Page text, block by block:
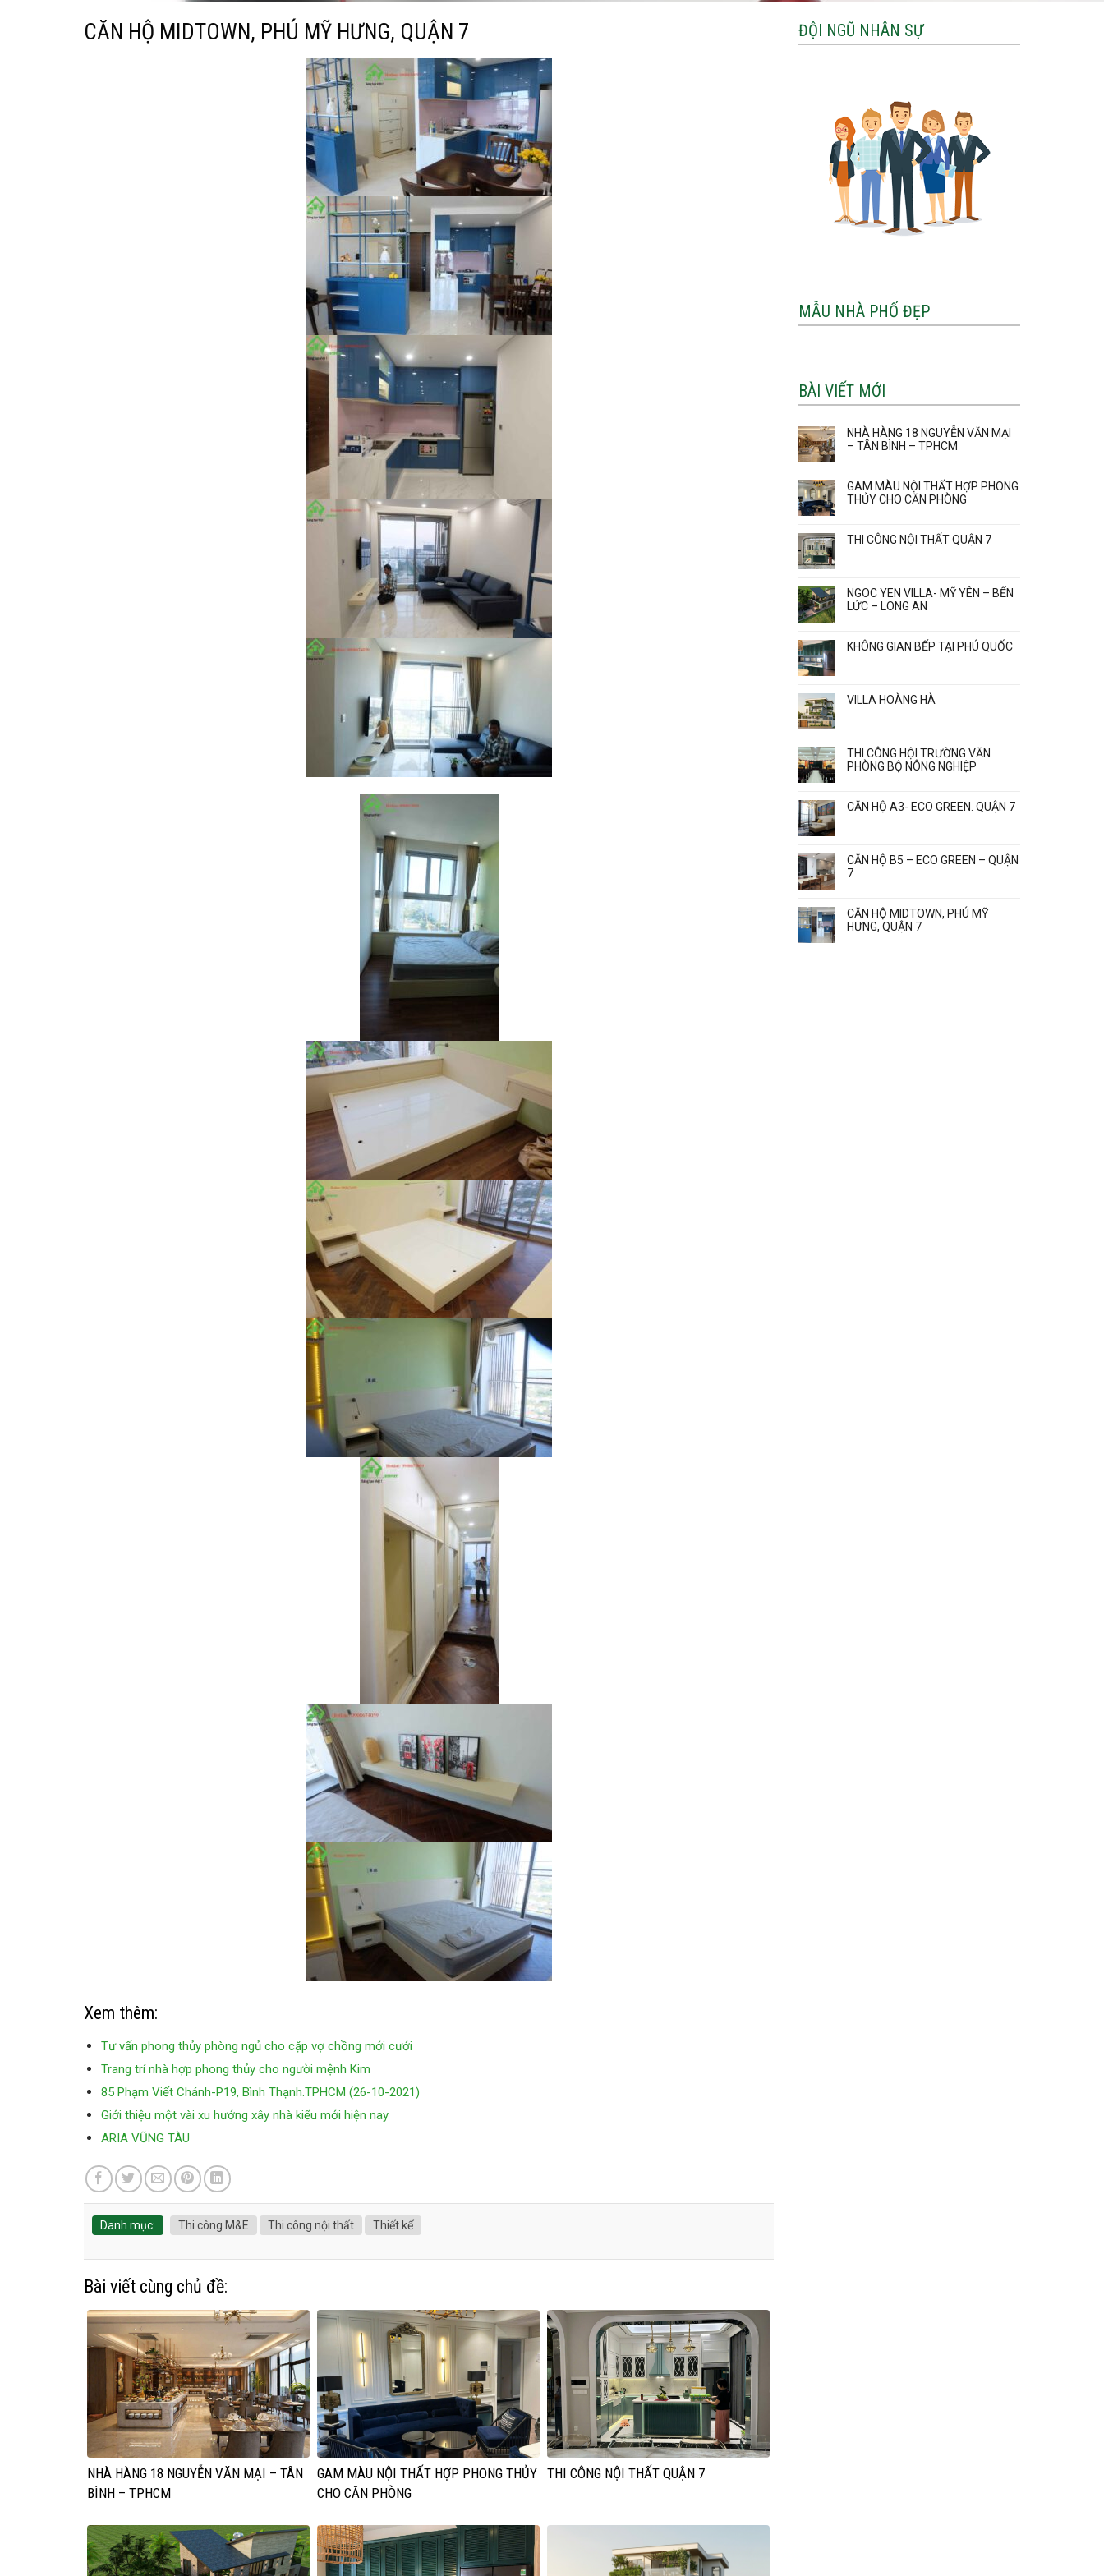
CĂN HỘ MIDTOWN, PHÚ MỸ HƯNG, QUẬN 7
Xem thêm:
Tư vấn phong thủy phòng ngủ cho cặp vợ chồng mới cưới
Trang trí nhà hợp phong thủy cho người mệnh Kim
85 Phạm Viết Chánh-P19, Bình Thạnh.TPHCM (26-10-2021)
Giới thiệu một vài xu hướng xây nhà kiểu mới hiện nay
ARIA VŨNG TÀU
Danh mục: Thi công M&E Thi công nội thất Thiết kế
Bài viết cùng chủ đề:
NHÀ HÀNG 18 NGUYỄN VĂN MẠI – TÂN
BÌNH – TPHCM
GAM MÀU NỘI THẤT HỢP PHONG THỦY
CHO CĂN PHÒNG
THI CÔNG NỘI THẤT QUẬN 7
ĐỘI NGŨ NHÂN SỰ
MẪU NHÀ PHỐ ĐẸP
BÀI VIẾT MỚI
NHÀ HÀNG 18 NGUYỄN VĂN MẠI
– TÂN BÌNH – TPHCM
GAM MÀU NỘI THẤT HỢP PHONG
THỦY CHO CĂN PHÒNG
THI CÔNG NỘI THẤT QUẬN 7
NGOC YEN VILLA- MỸ YÊN – BẾN
LỨC – LONG AN
KHÔNG GIAN BẾP TẠI PHÚ QUỐC
VILLA HOÀNG HÀ
THI CÔNG HỘI TRƯỜNG VĂN
PHÒNG BỘ NÔNG NGHIỆP
CĂN HỘ A3- ECO GREEN. QUẬN 7
CĂN HỘ B5 – ECO GREEN – QUẬN
7
CĂN HỘ MIDTOWN, PHÚ MỸ
HƯNG, QUẬN 7